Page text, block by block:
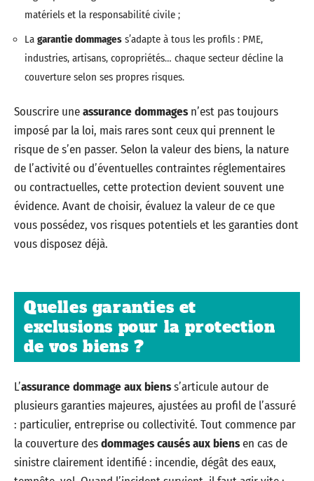
matériels et la responsabilité civile ;
La garantie dommages s’adapte à tous les profils : PME,
industries, artisans, copropriétés… chaque secteur décline la
couverture selon ses propres risques.
Souscrire uneassurance dommagesn’est pas toujours
imposé par la loi, mais rares sont ceux qui prennent le
risque de s’en passer. Selon la valeur des biens, la nature
de l’activité ou d’éventuelles contraintes réglementaires
ou contractuelles, cette protection devient souvent une
évidence. Avant de choisir, évaluez la valeur de ce que
vous possédez, vos risques potentiels et les garanties dont
vous disposez déjà.
Quelles garanties et
exclusions pour la protection
de vos biens ?
L’assurance dommage aux bienss’articule autour de
plusieurs garanties majeures, ajustées au profil de l’assuré
: particulier, entreprise ou collectivité. Tout commence par
la couverture desdommages causés aux biensen cas de
sinistre clairement identifié : incendie, dégât des eaux,